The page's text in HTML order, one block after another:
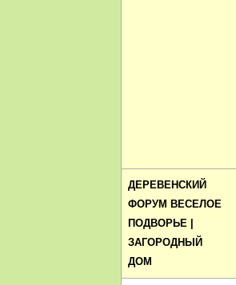
ДЕРЕВЕНСКИЙ
ФОРУМ ВЕСЕЛОЕ
ПОДВОРЬЕ |
ЗАГОРОДНЫЙ
ДОМ